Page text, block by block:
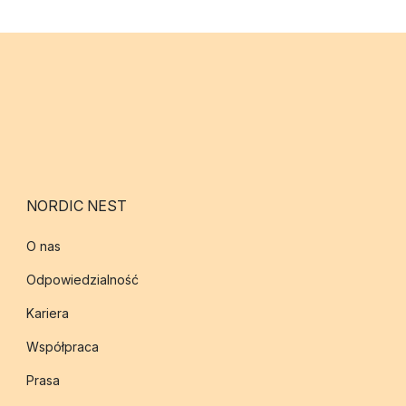
NORDIC NEST
O nas
Odpowiedzialność
Kariera
Współpraca
Prasa